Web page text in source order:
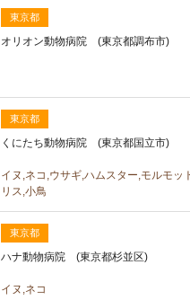
東京都
オリオン動物病院 (東京都調布市)
東京都
くにたち動物病院 (東京都国立市)
イヌ,ネコ,ウサギ,ハムスター,モルモッ
リス,小鳥
東京都
ハナ動物病院 (東京都杉並区)
イヌ,ネコ